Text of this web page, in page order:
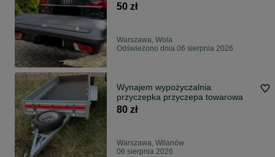
50 zł
Warszawa, Wola
Odświeżono dnia 06 sierpnia 2026
Wynajem wypożyczalnia
przyczepka przyczepa towarowa
80 zł
Warszawa, Wilanów
06 sierpnia 2026